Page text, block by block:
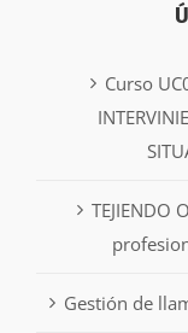
Curso
TEJIENDO
Gestión de